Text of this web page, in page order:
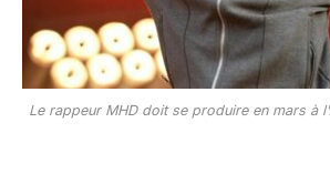
Le rappeur MHD doit se produire en mars à